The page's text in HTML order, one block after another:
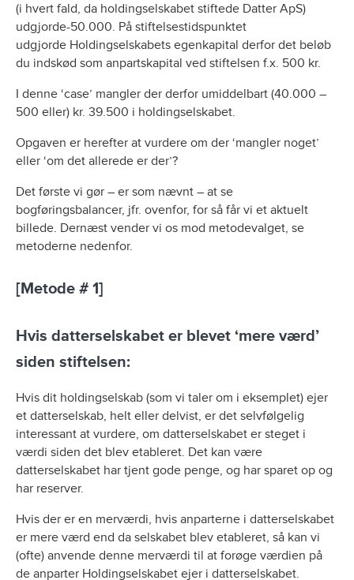
(i hvert fald, da holdingselskabet stiftede Datter ApS)
udgjorde-50.000. På stiftelsestidspunktet
udgjorde Holdingselskabets egenkapital derfor det beløb
du indskød som anpartskapital ved stiftelsen f.x. 500 kr.
I denne ‘case’ mangler der derfor umiddelbart (40.000 –
500 eller) kr. 39.500 i holdingselskabet.
Opgaven er herefter at vurdere om der ‘mangler noget’
eller ‘om det allerede er der’?
Det første vi gør – er som nævnt – at se
bogføringsbalancer, jfr. ovenfor, for så får vi et aktuelt
billede. Dernæst vender vi os mod metodevalget, se
metoderne nedenfor.
[Metode # 1]
Hvis datterselskabet er blevet ‘mere værd’
siden stiftelsen:
Hvis dit holdingselskab (som vi taler om i eksemplet) ejer
et datterselskab, helt eller delvist, er det selvfølgelig
interessant at vurdere, om datterselskabet er steget i
værdi siden det blev etableret. Det kan være
datterselskabet har tjent gode penge, og har sparet op og
har reserver.
Hvis der er en merværdi, hvis anparterne i datterselskabet
er mere værd end da selskabet blev etableret, så kan vi
(ofte) anvende denne merværdi til at forøge værdien på
de anparter Holdingselskabet ejer i datterselskabet.